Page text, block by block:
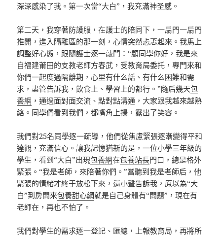
深深感染了我。第一次當“大白”，我充滿神圣感。
第二天，我穿著防護服，在護士的陪同下，一扇門一扇門
推開，進入隔離區的那一刻，心情突然忐忑起來。我馬上
調整好心態，跟隨護士逐一敲門：“顧同學你好，我是來
自福建莆田的支教老師方春武，受教育局委托，專門來和
你們一起度過隔離期，心里有什么話、有什么困難和需
求，盡管告訴我，飲食上、學習上的都行。”隨后幾天包
養網 ，通過面對面交流、點對點溝通，大家跟我越來越熟
絡。同學們看到我們，都嘴角上揚，露出了笑容。
我們對25名同學逐一疏導，他們從焦慮緊張逐漸變得平和
達觀，充滿信心。讓我記憶猶新的是，一位小學三年級的
學生，看到“大白”出現包養網在包養站長門口，總是格外
緊張。“我是老師，來陪著你們。”當聽到我是老師后，他
緊張的情緒才終于放松下來，還小聲告訴我，原以為“大
白”到房間來包養甜心網就是自己身體有“問題”，現在有
老師在，再也不怕了。
我們對學生的需求逐一登記、匯總，上報教育局，再將所